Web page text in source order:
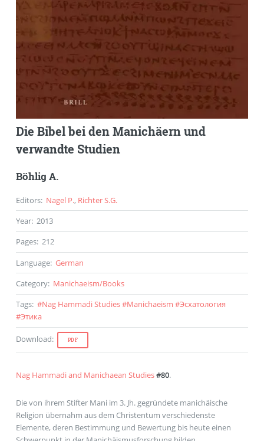
Die Bibel bei den Manichäern und
verwandte Studien
Böhlig A.
Editors: Nagel P., Richter S.G.
Year: 2013
Pages: 212
Language: German
Category: Manichaeism/Books
Tags: #Nag Hammadi Studies#Manichaeism #Эсхатология
#Этика
Download: PDF
Nag Hammadi and Manichaean Studies#80.
Die von ihrem Stifter Mani im 3. Jh. gegründete manichäische
Religion übernahm aus dem Christentum verschiedenste
Elemente, deren Bestimmung und Bewertung bis heute einen